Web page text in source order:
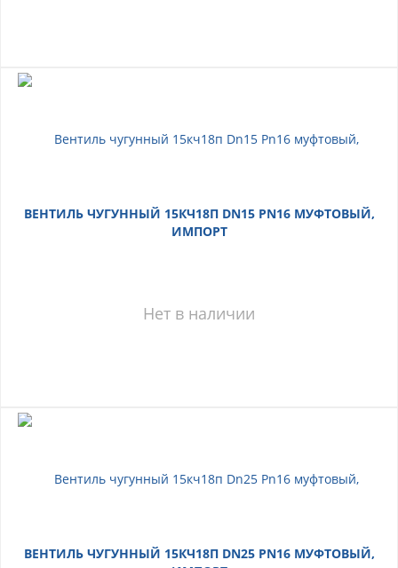
ВЕНТИЛЬ ЧУГУННЫЙ 15КЧ18П DN15 PN16 МУФТОВЫЙ,
ИМПОРТ
Нет в наличии
ВЕНТИЛЬ ЧУГУННЫЙ 15КЧ18П DN25 PN16 МУФТОВЫЙ,